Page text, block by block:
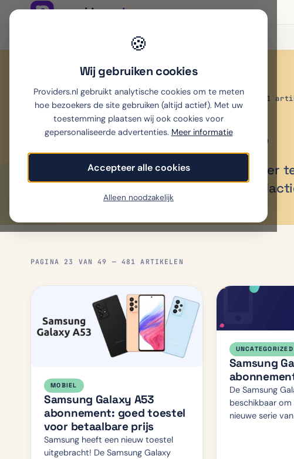
🍪
Wij gebruiken cookies
Providers.nl gebruikt analytische cookies om te meten
hoe bezoekers de site gebruiken (altijd actief). Met uw
toestemming plaatsen wij ook cookies voor
gepersonaliseerde advertenties. Meer informatie
Accepteer alle cookies
Alleen noodzakelijk
Onafhankelijk sinds 2007
Home›Nieuws
481
Nieuws
Actueel nieuws over
Onafhankelijke
PAGINA 23 VAN 49 — 481 ARTIKELEN
MOBIEL
Samsung Galaxy A53
abonnement: goed toestel
voor betaalbare prijs
Samsung heeft een nieuw toestel
uitgebracht! De Samsung Galaxy
UNCATEGORIZED
Samsung
De Samsung
beschikbaar om
nieuwe serie